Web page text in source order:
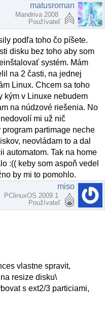
matusroman
Mandriva 2008
Používateľ
podľa toho čo píšete.
disku bez toho aby som
systém. Mám
na 2 časti, na jednej
Linux. Chcem sa toho
kým v Linuxe nebudem
na núdzové riešenia. No
mi už nič
partimage neche
neovládam to a dal
automatom. Tak na home
:(( keby som aspoň vedel
by mi to pomohlo.
miso
PClinuxOS 2009.1
Používateľ
vlastne spravit,
resize disku\
s ext2/3 particiami,